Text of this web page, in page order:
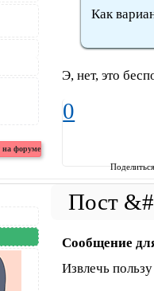
Как
Э, нет, это
0
Сообщение
Извлечь